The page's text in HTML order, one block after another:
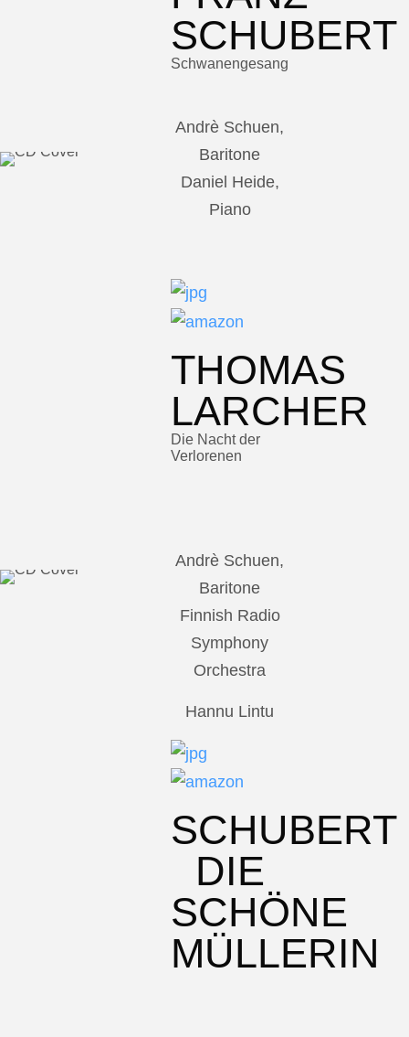
SCHUBERT
Schwanengesang
Andrè Schuen,
Baritone
Daniel Heide,
Piano
THOMAS
LARCHER
Die Nacht der
Verlorenen
Andrè Schuen,
Baritone
Finnish Radio
Symphony
Orchestra
Hannu Lintu
SCHUBERT
DIE
SCHÖNE
MÜLLERIN